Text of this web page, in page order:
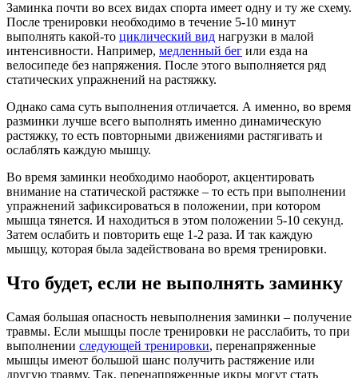
Заминка почти во всех видах спорта имеет одну и ту же схему.
После тренировки необходимо в течение 5-10 минут
выполнять какой-то циклический вид нагрузки в малой
интенсивности. Например, медленный бег или езда на
велосипеде без напряжения. После этого выполняется ряд
статических упражнений на растяжку.
Однако сама суть выполнения отличается. А именно, во время
разминки лучше всего выполнять именно динамическую
растяжку, то есть повторными движениями растягивать и
ослаблять каждую мышцу.
Во время заминки необходимо наоборот, акцентировать
внимание на статической растяжке – то есть при выполнении
упражнений зафиксироваться в положении, при котором
мышца тянется. И находиться в этом положении 5-10 секунд.
Затем ослабить и повторить еще 1-2 раза. И так каждую
мышцу, которая была задействована во время тренировки.
Что будет, если не выполнять заминку
Самая большая опасность невыполнения заминки – получение
травмы. Если мышцы после тренировки не расслабить, то при
выполнении следующей тренировки, перенапряженные
мышцы имеют большой шанс получить растяжение или
другую травму. Так, перенапряженные икры могут стать